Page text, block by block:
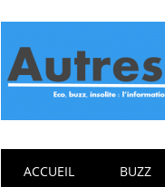
Main menu
ACCUEIL BUZZ